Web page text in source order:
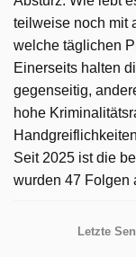
teilweise noch mit
welche täglichen
Einerseits halten
gegenseitig,
hohe
Seit 2025 ist die
wurden 47 Folgen
Letzte